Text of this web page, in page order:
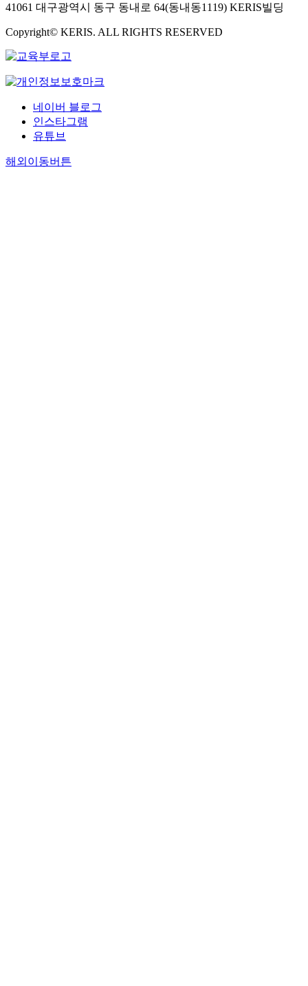
41061 대구광역시 동구 동내로 64(동내동1119) KERIS빌딩
Copyright© KERIS. ALL RIGHTS RESERVED
네이버 블로그
인스타그램
유튜브
해외이동버튼